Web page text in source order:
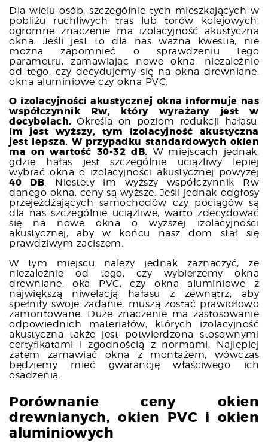
Dla wielu osób, szczególnie tych mieszkających w
pobliżu ruchliwych tras lub torów kolejowych,
ogromne znaczenie ma izolacyjność akustyczna
okna. Jeśli jest to dla nas ważna kwestia, nie
można zapomnieć o sprawdzeniu tego
parametru, zamawiając nowe okna, niezależnie
od tego, czy decydujemy się na okna drewniane,
okna aluminiowe czy okna PVC.
O izolacyjności akustycznej okna informuje nas
współczynnik Rw, który wyrażany jest w
decybelach. Określa on poziom redukcji hałasu.
Im jest wyższy, tym izolacyjność akustyczna
jest lepsza. W przypadku standardowych okien
ma on wartość 30-32 dB. W miejscach jednak,
gdzie hałas jest szczególnie uciążliwy lepiej
wybrać okna o izolacyjności akustycznej powyżej
40 DB. Niestety im wyższy współczynnik Rw
danego okna, ceny są wyższe. Jeśli jednak odgłosy
przejeżdżających samochodów czy pociągów są
dla nas szczególnie uciążliwe, warto zdecydować
się na nowe okna o wyższej izolacyjności
akustycznej, aby w końcu nasz dom stał się
prawdziwym zaciszem.
W tym miejscu należy jednak zaznaczyć, że
niezależnie od tego, czy wybierzemy okna
drewniane, oka PVC, czy okna aluminiowe z
największą niwelacją hałasu z zewnątrz, aby
spełniły swoje zadanie, muszą zostać prawidłowo
zamontowane. Duże znaczenie ma zastosowanie
odpowiednich materiałów, których izolacyjność
akustyczna także jest potwierdzona stosownymi
certyfikatami i zgodnością z normami. Najlepiej
zatem zamawiać okna z montażem, wówczas
będziemy mieć gwarancję właściwego ich
osadzenia.
Porównanie ceny okien
drewnianych, okien PVC i okien
aluminiowych